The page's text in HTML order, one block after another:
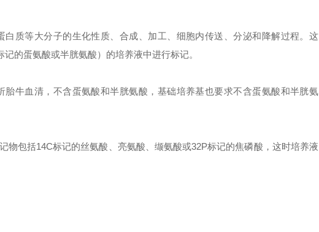
质等大分子的生化性质、合成、加工、细胞内传送、分泌和降解过程。这
记的蛋氨酸或半胱氨酸）的培养液中进行标记。
牛血清，不含蛋氨酸和半胱氨酸，基础培养基也要求不含蛋氨酸和半胱氨
物包括14C标记的丝氨酸、亮氨酸、缬氨酸或32P标记的焦磷酸，这时培养液